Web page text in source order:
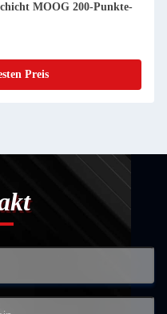
MOOG 200-Punkte-
Preis